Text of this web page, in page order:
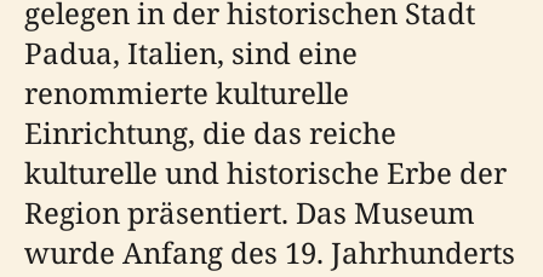
gelegen in der historischen Stadt
Padua, Italien, sind eine
renommierte kulturelle
Einrichtung, die das reiche
kulturelle und historische Erbe der
Region präsentiert. Das Museum
wurde Anfang des 19. Jahrhunderts